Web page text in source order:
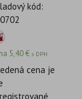
kód:
5,40€ s DPH
cena je